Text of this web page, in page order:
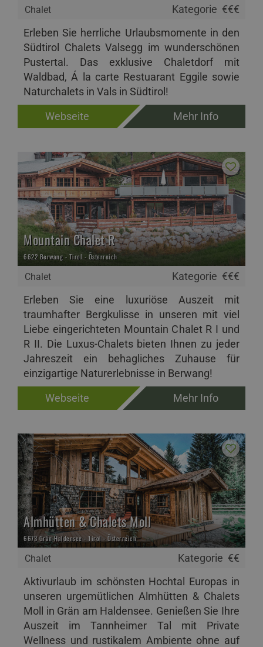
Chalet Kategorie €€€
Erleben Sie herrliche Urlaubsmomente in den
Südtirol Chalets Valsegg im wunderschönen
Pustertal. Das exklusive Chaletdorf mit
Waldbad, Á la carte Restuarant Eggile sowie
Naturchalets in Vals in Südtirol!
Webseite
Mehr Info
Chalet
Mountain Chalet R
6622 Berwang - Tirol - Österreich
Kategorie €€€
Erleben Sie eine luxuriöse Auszeit mit
traumhafter Bergkulisse in unseren mit viel
Liebe eingerichteten Mountain Chalet R I und
R II. Die Luxus-Chalets bieten Ihnen zu jeder
Jahreszeit ein behagliches Zuhause für
einzigartige Naturerlebnisse in Berwang!
Webseite
Mehr Info
Chalet
Almhütten & Chalets Moll
6673 Grän-Haldensee - Tirol - Österreich
Kategorie €€
Aktivurlaub im schönsten Hochtal Europas in
unseren urgemütlichen Almhütten & Chalets
Moll in Grän am Haldensee. Genießen Sie Ihre
Auszeit im Tannheimer Tal mit Private
Wellness und rustikalem Ambiente ohne auf